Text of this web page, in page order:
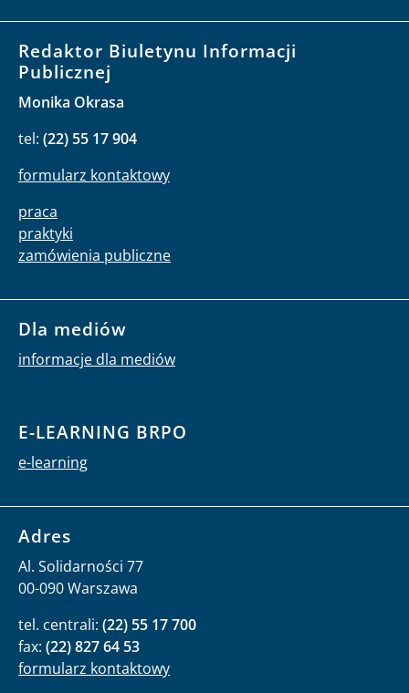
Redaktor Biuletynu Informacji
Publicznej
Monika Okrasa
tel: (22) 55 17 904
formularz kontaktowy
praca
praktyki
zamówienia publiczne
Dla mediów
informacje dla mediów
E-LEARNING BRPO
e-learning
Adres
Al. Solidarności 77
00-090 Warszawa
tel. centrali: (22) 55 17 700
fax: (22) 827 64 53
formularz kontaktowy